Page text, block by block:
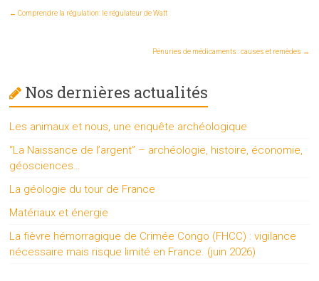
← Comprendre la régulation: le régulateur de Watt
Pénuries de médicaments : causes et remèdes →
Nos dernières actualités
Les animaux et nous, une enquête archéologique
“La Naissance de l’argent” – archéologie, histoire, économie,
géosciences…
La géologie du tour de France
Matériaux et énergie
La fièvre hémorragique de Crimée Congo (FHCC) : vigilance
nécessaire mais risque limité en France. (juin 2026)